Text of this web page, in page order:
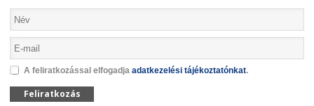
A feliratkozással elfogadja adatkezelési tájékoztatónkat.
Feliratkozás